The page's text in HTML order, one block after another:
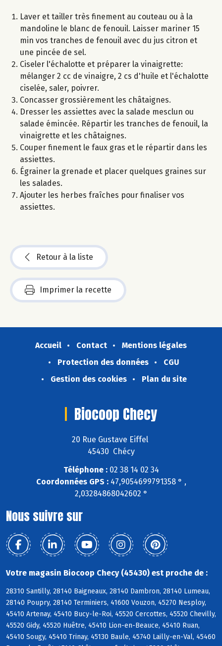
Laver et tailler très finement au couteau ou à la
mandoline le blanc de fenouil. Laisser mariner 15
min vos tranches de fenouil avec du jus citron et
une pincée de sel.
Ciseler l'échalotte et préparer la vinaigrette:
mélanger 2 cc de vinaigre, 2 cs d'huile et l'échalotte
ciselée, saler, poivrer.
Concasser grossièrement les châtaignes.
Dresser les assiettes avec la salade mesclun ou
salade émincée. Répartir les tranches de fenouil, la
vinaigrette et les châtaignes.
Couper finement le faux gras et le répartir dans les
assiettes.
Égrainer la grenade et placer quelques graines sur
les salades.
Ajouter les herbes fraîches pour finaliser vos
assiettes.
Retour à la liste
Imprimer la recette
Accueil Contact
Mentions légales
Protection des données
CGU
Gestion des cookies
Plan du site
Biocoop Checy
20 Rue Gustave Eiffel
45430 Chécy
Téléphone :02 38 14 02 34
Coordonnées GPS :47,9054699791358 ° ,
2,03284868042602 °
Nous suivre sur
Votre magasin Biocoop Checy (45430) est proche de :
28310 Santilly, 28140 Baigneaux, 28140 Dambron, 28140 Lumeau,
28140 Poupry, 28140 Terminiers, 41600 Vouzon, 45270 Nesploy,
45410 Artenay, 45410 Bucy-le-Roi, 45520 Cercottes, 45520 Chevilly,
45520 Gidy, 45520 Huêtre, 45410 Lion-en-Beauce, 45410 Ruan,
45410 Sougy, 45410 Trinay, 45130 Baule, 45740 Lailly-en-Val, 45460